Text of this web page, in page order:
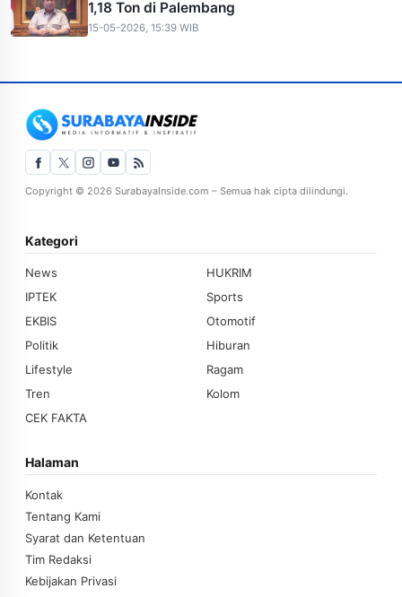
1,18 Ton di Palembang
15-05-2026, 15:39 WIB
Copyright © 2026 SurabayaInside.com – Semua hak cipta dilindungi.
Kategori
News
HUKRIM
IPTEK
Sports
EKBIS
Otomotif
Politik
Hiburan
Lifestyle
Ragam
Tren
Kolom
CEK FAKTA
Halaman
Kontak
Tentang Kami
Syarat dan Ketentuan
Tim Redaksi
Kebijakan Privasi